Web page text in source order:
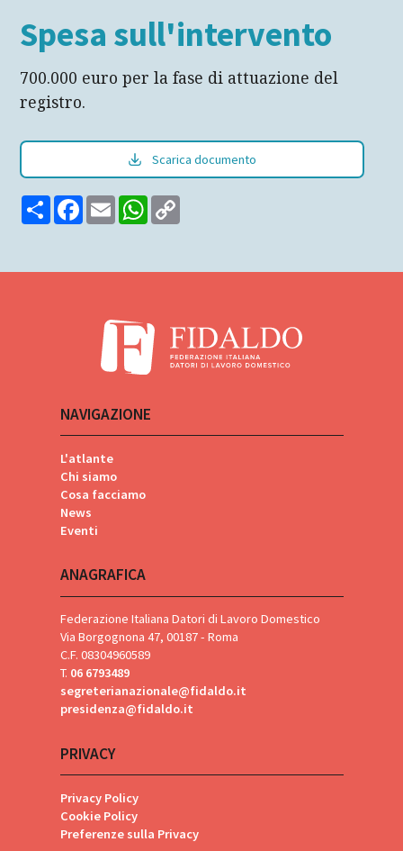
Spesa sull'intervento
700.000 euro per la fase di attuazione del
registro.
Scarica documento
ShareFacebook
EmailWhatsApp
NAVIGAZIONE
L'atlante
Chi siamo
Cosa facciamo
News
Eventi
ANAGRAFICA
Federazione Italiana Datori di Lavoro Domestico
Via Borgognona 47, 00187 - Roma
C.F. 08304960589
T. 06 6793489
segreterianazionale@fidaldo.it
presidenza@fidaldo.it
PRIVACY
Privacy Policy
Cookie Policy
Preferenze sulla Privacy